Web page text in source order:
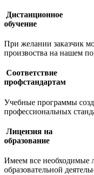
Дистанционное
обучение
При желании заказчик
произвоства на нашем
Соответствие
профстандартам
Учебные программы
профессиональных
Лицензия на
образование
Имеем все необходимые
образовательной